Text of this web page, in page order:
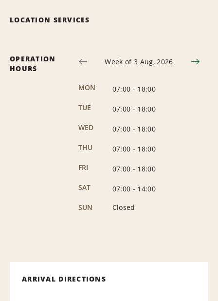
LOCATION SERVICES
OPERATION
HOURS
Week of 3 Aug, 2026
MON 07:00 - 18:00
TUE
07:00 - 18:00
WED
07:00 - 18:00
THU
07:00 - 18:00
FRI
07:00 - 18:00
SAT
07:00 - 14:00
SUN
Closed
ARRIVAL DIRECTIONS